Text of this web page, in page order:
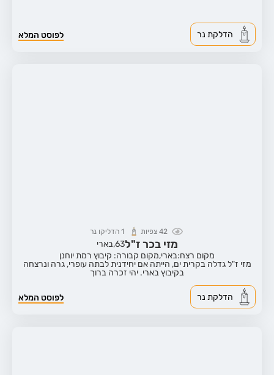
לפוסט המלא הדלקת נר
42 צפיות 1 הדליקו נר
מזי בכר ז"ל63,בארי
מקום רצח:בארי,מקום קבורה: קיבוץ רמת יוחנן
מזי ז"ל גדלה בקרית ים, הייתה אם יחידנית לבתה עופרי, גרה ונרצחה
בקיבוץ בארי. יהי זכרה ברוך
לפוסט המלא הדלקת נר